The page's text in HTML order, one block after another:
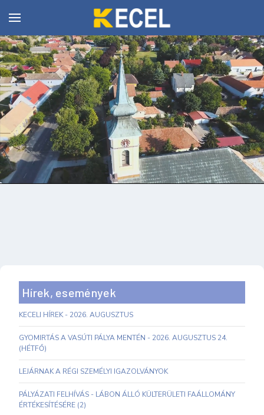
Hírek, események
KECELI HÍREK - 2026. AUGUSZTUS
GYOMIRTÁS A VASÚTI PÁLYA MENTÉN - 2026. AUGUSZTUS 24.
(HÉTFŐ)
LEJÁRNAK A RÉGI SZEMÉLYI IGAZOLVÁNYOK
PÁLYÁZATI FELHÍVÁS - LÁBON ÁLLÓ KÜLTERÜLETI FAÁLLOMÁNY
ÉRTÉKESÍTÉSÉRE (2)